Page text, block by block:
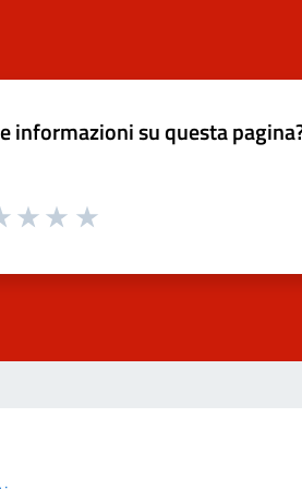
informazioni su questa